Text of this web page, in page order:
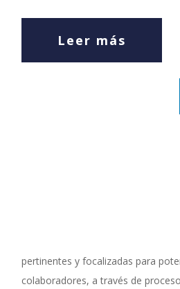
Leer más
pertinentes y focalizadas para
colaboradores, a través de